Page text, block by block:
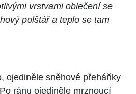
vrstvami oblečení se
polštář a teplo se tam
ojediněle sněhové přeháňky
ránu ojediněle mrznoucí